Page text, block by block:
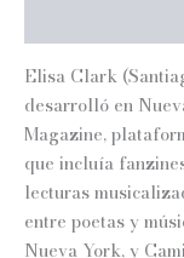
Elisa Clark
desarrolló en
Magazine,
que incluía
lecturas
entre poetas y
Nueva York, y